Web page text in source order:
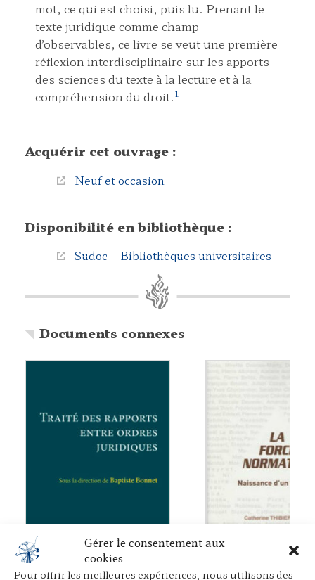
Gérer le consentement aux
cookies
Pour offrir les meilleures expériences, nous utilisons des
mot, ce qui est choisi, puis lu. Prenant le
texte juridique comme champ
d’observables, ce livre se veut une première
réflexion interdisciplinaire sur les apports
des sciences du texte à la lecture et à la
compréhension du droit.1
Acquérir cet ouvrage :
Neuf et occasion
Disponibilité en bibliothèque :
Sudoc – Bibliothèques universitaires
Documents connexes